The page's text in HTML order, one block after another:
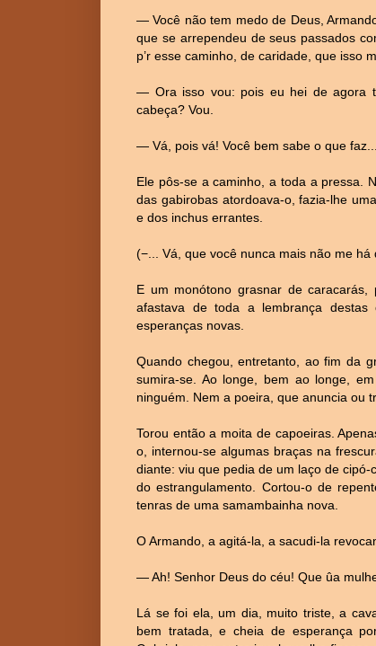
— Você não tem medo de Deus,
que se arrependeu de seus passados
p’r esse caminho, de caridade, que isso
— Ora isso vou: pois eu hei de agora
cabeça? Vou.
— Vá, pois vá! Você bem sabe o que faz...
Ele pôs-se a caminho, a toda a pressa.
das gabirobas atordoava-o, fazia-lhe
e dos inchus errantes.
(−... Vá, que você nunca mais não me
E um monótono grasnar de
afastava de toda a lembrança destas
esperanças novas.
Quando chegou, entretanto, ao fim da
sumira-se. Ao longe, bem ao longe,
ninguém. Nem a poeira, que anuncia ou
Torou então a moita de capoeiras.
o, internou-se algumas braças na
diante: viu que pedia de um laço de
do estrangulamento. Cortou-o de
tenras de uma samambainha nova.
O Armando, a agitá-la, a sacudi-la
— Ah! Senhor Deus do céu! Que ûa
Lá se foi ela, um dia, muito triste, a
bem tratada, e cheia de esperança